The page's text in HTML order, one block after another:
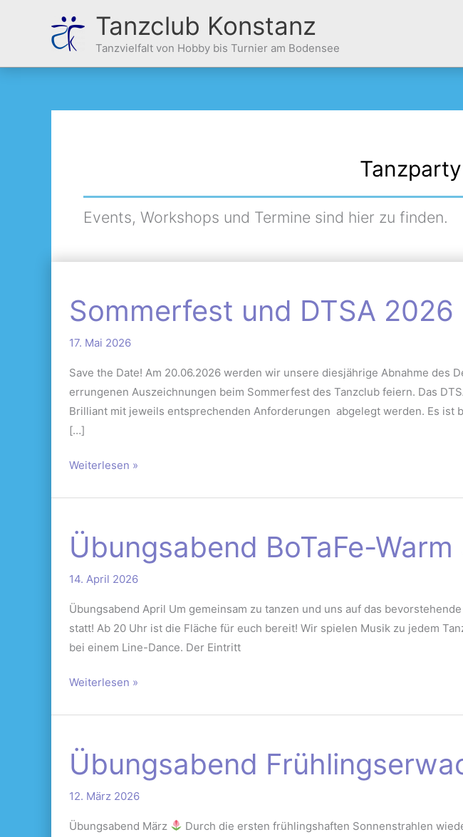
Tanzclub Konstanz
Tanzvielfalt von Hobby bis Turnier am Bodensee
Events, Workshops und Termine sind hier zu finden.
Sommerfest und DTSA 2026
17. Mai 2026
Save the Date! Am 20.06.2026 werden wir unsere diesjährige Abnahme des
errungenen Auszeichnungen beim Sommerfest des Tanzclub feiern. Das
Brilliant mit jeweils entsprechenden Anforderungen abgelegt werden. Es
[…]
und
DTSA
2026
Weiterlesen »
Übungsabend BoTaFe-
14. April 2026
Übungsabend April Um gemeinsam zu tanzen und uns auf das
statt! Ab 20 Uhr ist die Fläche für euch bereit! Wir spielen Musik zu jedem
bei einem Line-Dance. Der Eintritt
BoTaFe-
Warm
Up
Weiterlesen »
Übungsabend
12. März 2026
Übungsabend März
Durch die ersten frühlingshaften Sonnenstrahlen
Frühlingserwachen
14.03.2026